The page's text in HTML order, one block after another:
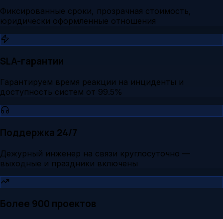
Фиксированные сроки, прозрачная стоимость,
юридически оформленные отношения
SLA-гарантии
Гарантируем время реакции на инциденты и
доступность систем от 99.5%
Поддержка 24/7
Дежурный инженер на связи круглосуточно —
выходные и праздники включены
Более 900 проектов